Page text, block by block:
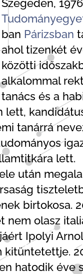
Szegeden,
ban Párizsban
ahol tizenkét
közötti
alkalommal
tanács és a
lett,
tanárrá
lett.
után
birtokosa.
olasz
Ipolyi
hatodik